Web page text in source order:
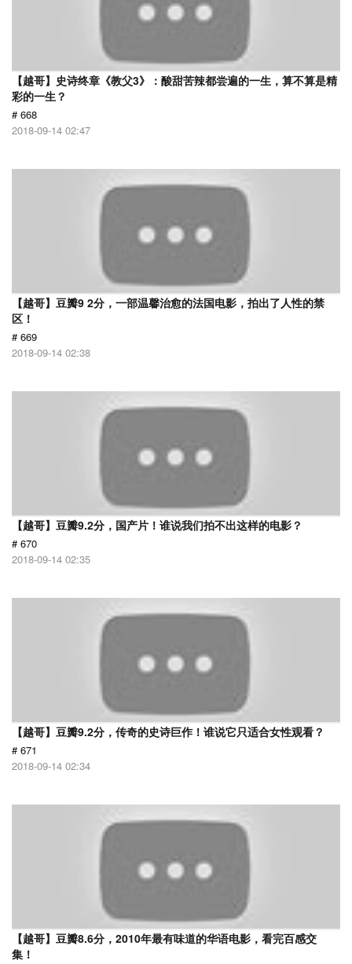
【越哥】史诗终章《教父3》：酸甜苦辣都尝遍的一生，算不算是精
彩的一生？
# 668
2018-09-14 02:47
【越哥】豆瓣9 2分，一部温馨治愈的法国电影，拍出了人性的禁
区！
# 669
2018-09-14 02:38
【越哥】豆瓣9.2分，国产片！谁说我们拍不出这样的电影？
# 670
2018-09-14 02:35
【越哥】豆瓣9.2分，传奇的史诗巨作！谁说它只适合女性观看？
# 671
2018-09-14 02:34
【越哥】豆瓣8.6分，2010年最有味道的华语电影，看完百感交
集！